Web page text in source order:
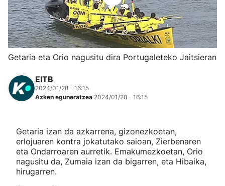
Herri-kirolak
Eskubaloia
Atletismoa
Mendi-lasterketak
Kirol gehiago
Getaria eta Orio nagusitu dira Portugaleteko Jaitsieran
EITB
2024/01/28 - 16:15
Azken eguneratzea 2024/01/28 - 16:15
Getaria izan da azkarrena, gizonezkoetan,
erlojuaren kontra jokatutako saioan, Zierbenaren
eta Ondarroaren aurretik. Emakumezkoetan, Orio
nagusitu da, Zumaia izan da bigarren, eta Hibaika,
hirugarren.